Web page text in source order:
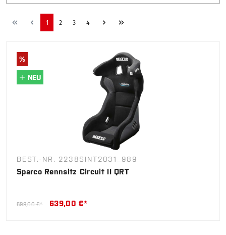
1 2 3 4
%
NEU
BEST.-NR. 2238SINT2031_989
Sparco Rennsitz Circuit II QRT
699,00 €* 639,00 €*